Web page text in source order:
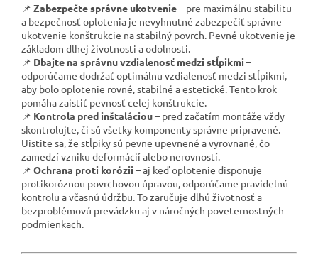
📌 Zabezpečte správne ukotvenie– pre maximálnu stabilitu
a bezpečnosť oplotenia je nevyhnutné zabezpečiť správne
ukotvenie konštrukcie na stabilný povrch. Pevné ukotvenie je
základom dlhej životnosti a odolnosti.
📌 Dbajte na správnu vzdialenosť medzi stĺpikmi –
odporúčame dodržať optimálnu vzdialenosť medzi stĺpikmi,
aby bolo oplotenie rovné, stabilné a estetické. Tento krok
pomáha zaistiť pevnosť celej konštrukcie.
📌 Kontrola pred inštaláciou– pred začatím montáže vždy
skontrolujte, či sú všetky komponenty správne pripravené.
Uistite sa, že stĺpiky sú pevne upevnené a vyrovnané, čo
zamedzí vzniku deformácií alebo nerovností.
📌 Ochrana proti korózii – aj keď oplotenie disponuje
protikoróznou povrchovou úpravou, odporúčame pravidelnú
kontrolu a včasnú údržbu. To zaručuje dlhú životnosť a
bezproblémovú prevádzku aj v náročných poveternostných
podmienkach.